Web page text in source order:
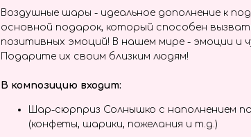
Воздушные шары - идеальное дополнение к
основной подарок, который способен
позитивных эмоций! В нашем мире - эмоции и
Подарите их своим близким людям!
В композицию входит:
Шар-сюрприз Солнышко с наполнением
(конфеты, шарики, пожелания и т.д.)